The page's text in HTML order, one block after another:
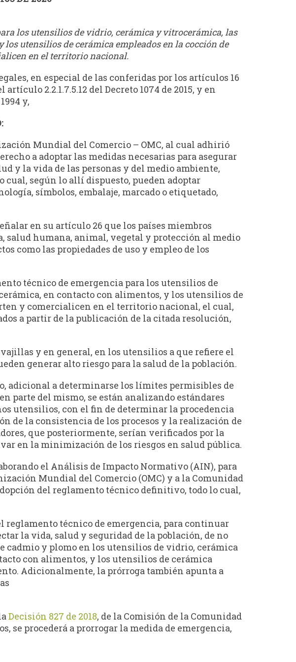
los utensilios de vidrio, cerámica y vitrocerámica, las
utensilios de cerámica empleados en la cocción de
en el territorio nacional.
en especial de las conferidas por los artículos 16
2.2.1.7.5.12 del Decreto 1074 de 2015, y en
y,
Mundial del Comercio – OMC, al cual adhirió
a adoptar las medidas necesarias para asegurar
y la vida de las personas y del medio ambiente,
según lo allí dispuesto, pueden adoptar
símbolos, embalaje, marcado o etiquetado,
en su artículo 26 que los países miembros
salud humana, animal, vegetal y protección al medio
como las propiedades de uso y empleo de los
técnico de emergencia para los utensilios de
en contacto con alimentos, y los utensilios de
y comercialicen en el territorio nacional, el cual,
a partir de la publicación de la citada resolución,
y en general, en los utensilios a que refiere el
generar alto riesgo para la salud de la población.
adicional a determinarse los límites permisibles de
parte del mismo, se están analizando estándares
utensilios, con el fin de determinar la procedencia
de la consistencia de los procesos y la realización de
que posteriormente, serían verificados por la
en la minimización de los riesgos en salud pública.
el Análisis de Impacto Normativo (AIN), para
Mundial del Comercio (OMC) y a la Comunidad
del reglamento técnico definitivo, todo lo cual,
reglamento técnico de emergencia, para continuar
la vida, salud y seguridad de la población, de no
y plomo en los utensilios de vidrio, cerámica
con alimentos, y los utensilios de cerámica
Adicionalmente, la prórroga también apunta a
Decisión 827 de 2018, de la Comisión de la Comunidad
procederá a prorrogar la medida de emergencia,